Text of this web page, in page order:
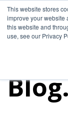
This website stores
improve your website
this website and
use, see our Privacy